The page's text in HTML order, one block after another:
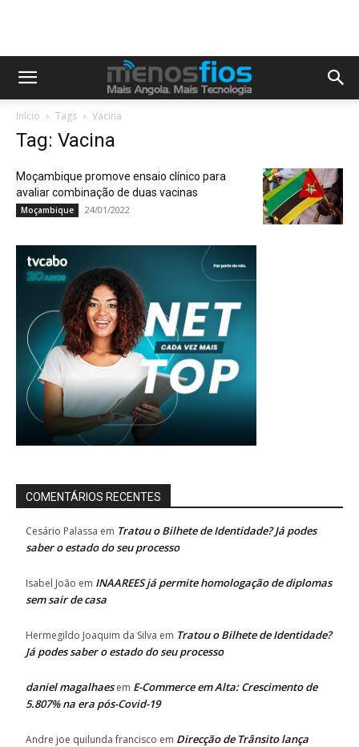
Início Tags Vacina
Tag: Vacina
Moçambique promove ensaio clínico para
avaliar combinação de duas vacinas
Moçambique 24/01/2022
COMENTÁRIOS RECENTES
Cesário Palassa em Tratou o Bilhete de Identidade? Já podes
saber o estado do seu processo
Isabel João em INAAREES já permite homologação de diplomas
sem sair de casa
Hermegildo Joaquim da Silva em Tratou o Bilhete de Identidade?
Já podes saber o estado do seu processo
daniel magalhaesem E-Commerce em Alta: Crescimento de
5.807% na era pós-Covid-19
Andre joe quilunda francisco em Direcção de Trânsito lança